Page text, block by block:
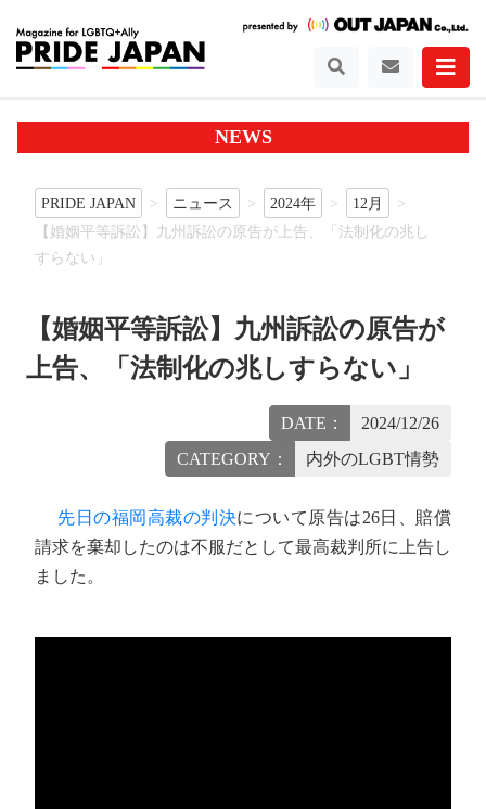
NEWS
PRIDE JAPAN ニュース 2024年
12月
【婚姻平等訴訟】九州訴訟の原告が上告、「法制化の兆し
すらない」
【婚姻平等訴訟】九州訴訟の原告が
上告、「法制化の兆しすらない」
DATE：
2024/12/26
CATEGORY：
内外のLGBT情勢
先日の福岡高裁の判決について原告は26日、賠償
請求を棄却したのは不服だとして最高裁判所に上告し
ました。